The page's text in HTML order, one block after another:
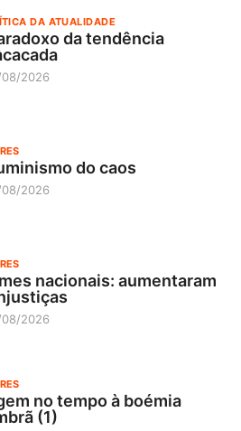
DA ATUALIDADE
da tendência
2026
do caos
2026
nacionais: aumentaram
2026
no tempo à boémia
(1)